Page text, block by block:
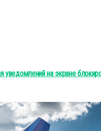
на экране